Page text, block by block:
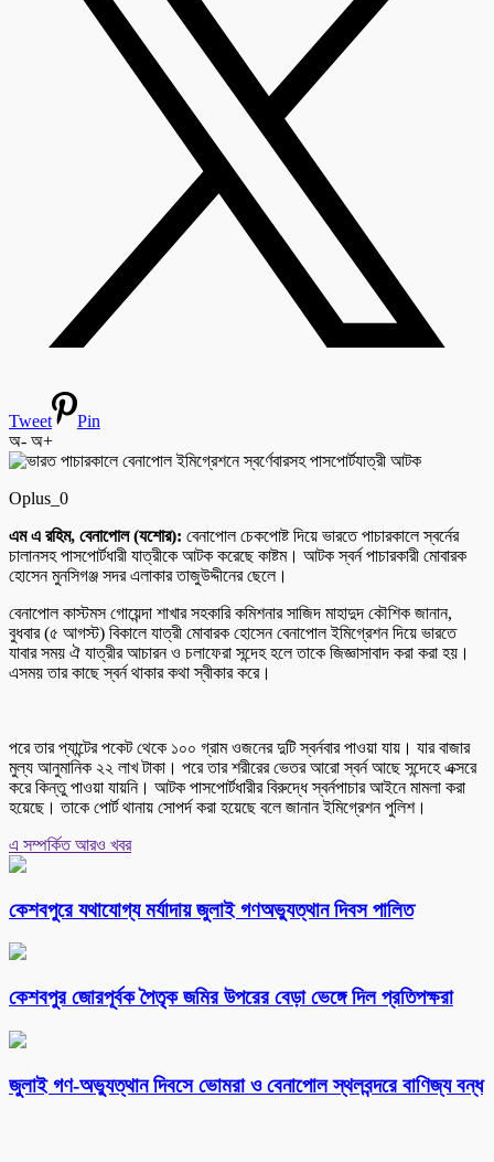
Tweet
Pin
অ- অ+
Oplus_0
এম এ রহিম, বেনাপোল (যশোর): বেনাপোল চেকপোষ্ট দিয়ে ভারতে পাচারকালে স্বর্নের
চালানসহ পাসপোর্টধারী যাত্রীকে আটক করেছে কাষ্টম। আটক স্বর্ন পাচারকারী মোবারক
হোসেন মুনসিগঞ্জ সদর এলাকার তাজুউদ্দীনের ছেলে।
বেনাপোল কাস্টমস গোয়েন্দা শাখার সহকারি কমিশনার সাজিদ মাহাদুদ কৌশিক জানান,
বুধবার (৫ আগস্ট) বিকালে যাত্রী মোবারক হোসেন বেনাপোল ইমিগ্রেশন দিয়ে ভারতে
যাবার সময় ঐ যাত্রীর আচারন ও চলাফেরা সন্দেহ হলে তাকে জিজ্ঞাসাবাদ করা করা হয়।
এসময় তার কাছে স্বর্ন থাকার কথা স্বীকার করে।
পরে তার প্যান্টের পকেট থেকে ১০০ গ্রাম ওজনের দুটি স্বর্নবার পাওয়া যায়। যার বাজার
মুল্য আনুমানিক ২২ লাখ টাকা। পরে তার শরীরের ভেতর আরো স্বর্ন আছে সন্দেহে এক্সরে
করে কিন্তু পাওয়া যায়নি। আটক পাসপোর্টধারীর বিরুদ্ধে স্বর্নপাচার আইনে মামলা করা
হয়েছে। তাকে পোর্ট থানায় সোপর্দ করা হয়েছে বলে জানান ইমিগ্রেশন পুলিশ।
এ সম্পর্কিত আরও খবর
কেশবপুরে যথাযোগ্য মর্যাদায় জুলাই গণঅভ্যুত্থান দিবস পালিত
কেশবপুর জোরপূর্বক পৈতৃক জমির উপরের বেড়া ভেঙ্গে দিল প্রতিপক্ষরা
‎জুলাই গণ-অভ্যুত্থান দিবসে ভোমরা ও বেনাপোল স্থলবন্দরে বাণিজ্য বন্ধ